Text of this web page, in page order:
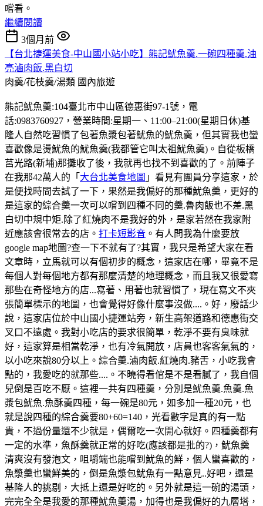
嚐看。
繼續閱讀
3個月前
【台北捷運美食-中山國小站小吃】熊記魷魚羹.一碗四種羹.油
亮滷肉飯.黑白切
肉羹/花枝羹/湯類 國內旅遊
熊記魷魚羹:104臺北市中山區德惠街97-1號，電
話:0983760927，營業時間:星期一、11:00–21:00(星期日休)基
隆人自然吃習慣了包著魚漿包著魷魚的魷魚羹，但其實我也蠻
喜歡像是燙魷魚的魷魚羹(我都管它叫太祖魷魚羹)。自從板橋
莒光路(新埔)那攤收了後，我就再也找不到喜歡的了。前陣子
在我那42萬人的「 大台北美食地圖 」看見有團員分享這家，於
是便找時間去試了一下，果然是我偏好的那種魷魚羹，更好的
是這家的綜合羹一次可以嚐到四種不同的羹.魯肉飯也不差.黑
白切中規中矩.除了紅燒肉不是我好的外，是家若然在我家附
近應該會很常去的店。 打卡短影音 。有人問我為什麼要放
google map地圖?查一下不就有了?其實，我只是希望大家在看
文章時，立馬就可以有個初步的概念，這家店在哪，畢竟不是
每個人對每個地方都有那麼清楚的地理概念，而且我又很愛寫
那些在奇怪地方的店...寫著、用著也就習慣了，現在寫文不夾
張簡單標示的地圖，也會覺得好像什麼事沒做....。好，廢話少
說，這家店位於中山國小捷運站旁，新生高架道路和德惠街交
叉口不遠處。我對小吃店的要求很簡單，乾淨不要有臭味就
好，這家算是相當乾淨，也有冷氣開放，店員也客客氣氣的，
以小吃來說80分以上。綜合羹.滷肉飯.紅燒肉.豬舌，小吃我會
點的，我愛吃的就那些....。不曉得看倌是不是看膩了，我自個
兒倒是百吃不厭。這裡一共有四種羹，分別是魷魚羹.魚羹.魚
漿包魷魚.魚酥羹四種，每一碗是80元，如多加一種20元，也
就是說四種的綜合羹要80+60=140，光看數字是真的有一點
貴，不過份量還不少就是，偶爾吃一次開心就好。四種羹都有
一定的水準，魚酥羹就正常的好吃(應該都是批的?)，魷魚羹
清爽沒有發泡文，咀嚼端也能嚐到魷魚的鮮，個人蠻喜歡的，
魚漿羹也蠻鮮美的，倒是魚漿包魷魚有一點意見..好吧，還是
基隆人的挑剔，大抵上還是好吃的。另外就是這一碗的湯頭，
完完全全是我愛的那種魷魚羹湯，加得也是我偏好的九層塔，